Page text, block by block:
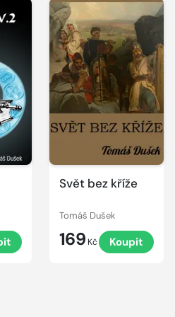
Svět bez kříže
Tomáš Dušek
169 Kč Koupit